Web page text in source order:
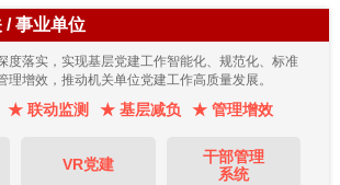
/ 事业单位
度落实，实现基层党建工作智能化、规范化、标准
理增效，推动机关单位党建工作高质量发展。
★ 联动监测 ★ 基层减负 ★ 管理增效
VR党建
干部管理
系统